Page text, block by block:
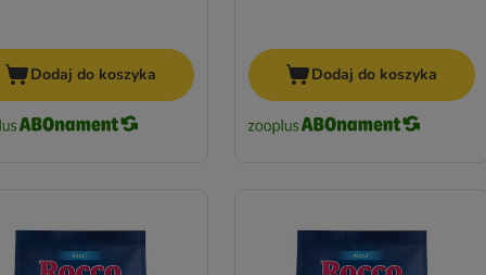
Dodaj do koszyka Dodaj do koszyka